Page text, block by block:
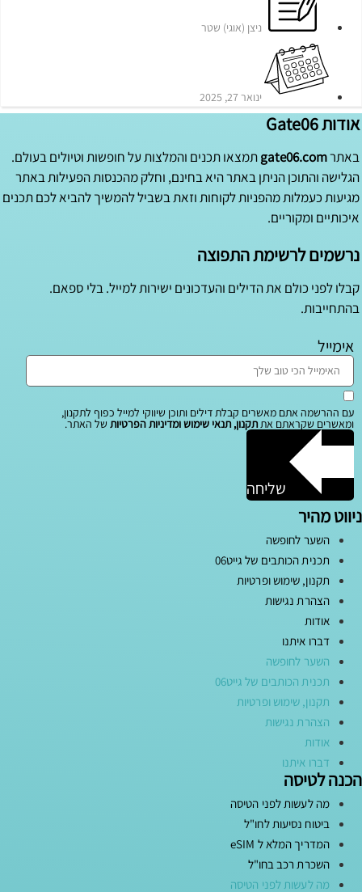
ניצן (אוגי) שטר
ינואר 27, 2025
אודות Gate06
באתרgate06.comתמצאו תכנים והמלצות על חופשות וטיולים בעולם.
הגלישה והתוכן הניתן באתר היא בחינם, וחלק מהכנסות הפעילות באתר
מגיעות כעמלות מהפניות לקוחות וזאת בשביל להמשיך להביא לכם תכנים
איכותיים ומקוריים.
נרשמים לרשימת התפוצה
קבלו לפני כולם את הדילים והעדכונים ישירות למייל. בלי ספאם.
בהתחייבות.
אימייל
עם ההרשמה אתם מאשרים קבלת דילים ותוכן שיווקי למייל כפוף לתקנון,
ומאשרים שקראתם אתתקנון, תנאי שימוש ומדיניות הפרטיות של האתר.
שליחה
ניווט מהיר
השער לחופשה
תכנית הכותבים של גייט06
תקנון, שימוש ופרטיות
הצהרת נגישות
אודות
דברו איתנו
השער לחופשה
תכנית הכותבים של גייט06
תקנון, שימוש ופרטיות
הצהרת נגישות
אודות
דברו איתנו
הכנה לטיסה
מה לעשות לפני הטיסה
ביטוח נסיעות לחו"ל
המדריך המלא ל eSIM
השכרת רכב בחו"ל
מה לעשות לפני הטיסה